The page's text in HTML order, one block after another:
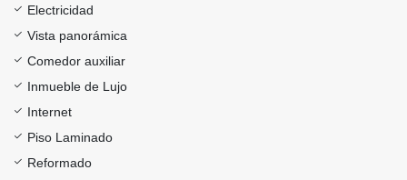
Electricidad
Vista panorámica
Comedor auxiliar
Inmueble de Lujo
Internet
Piso Laminado
Reformado